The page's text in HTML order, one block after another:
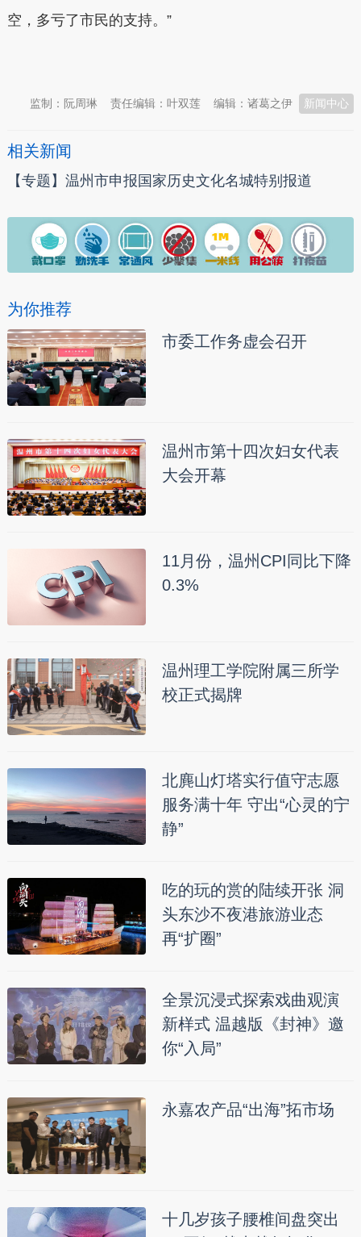
空，多亏了市民的支持。”
新闻中心
编辑：诸葛之伊
责任编辑：叶双莲
监制：阮周琳
相关新闻
【专题】温州市申报国家历史文化名城特别报道
为你推荐
市委工作务虚会召开
温州市第十四次妇女代表
大会开幕
11月份，温州CPI同比下降
0.3%
温州理工学院附属三所学
校正式揭牌
北麂山灯塔实行值守志愿
服务满十年 守出“心灵的宁
静”
吃的玩的赏的陆续开张 洞
头东沙不夜港旅游业态
再“扩圈”
全景沉浸式探索戏曲观演
新样式 温越版《封神》邀
你“入局”
永嘉农产品“出海”拓市场
十几岁孩子腰椎间盘突出